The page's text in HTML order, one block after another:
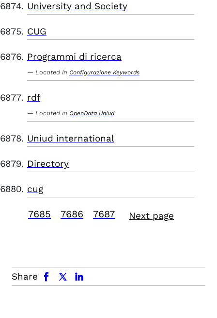
University and Society
CUG
Programmi di ricerca
Located in Configurazione Keywords
rdf
Located in OpenData Uniud
Uniud international
Directory
cug
7685 7686 7687 Next page
Share
facebook x.com linkedin